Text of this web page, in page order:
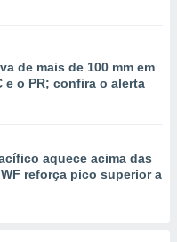
de mais de 100 mm em
e o PR; confira o alerta
aquece acima das
reforça pico superior a